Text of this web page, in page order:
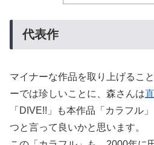
代表作
マイナーな作品を取り上げるこ
ーでは珍しいことに、森さんは
「DIVE!!」も本作品「カラフル
つと言って良いかと思います。